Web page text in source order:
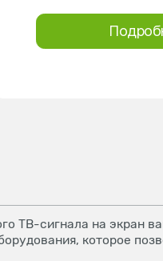
ТВ-сигнала на экран
которое